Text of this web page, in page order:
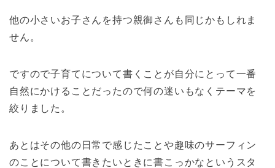
他の小さいお子さんを持つ親御さんも同じかもしれま
せん。
ですので子育てについて書くことが自分にとって一番
自然にかけることだったので何の迷いもなくテーマを
絞りました。
あとはその他の日常で感じたことや趣味のサーフィン
のことについて書きたいときに書こっかなというスタ